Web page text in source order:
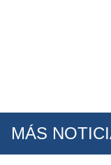
MÁS